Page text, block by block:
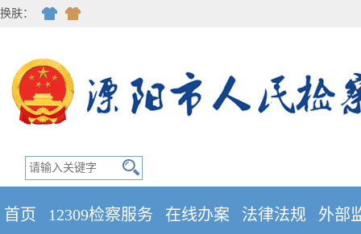
换肤：
首页 12309检察服务 在线办案 法律法规 外部